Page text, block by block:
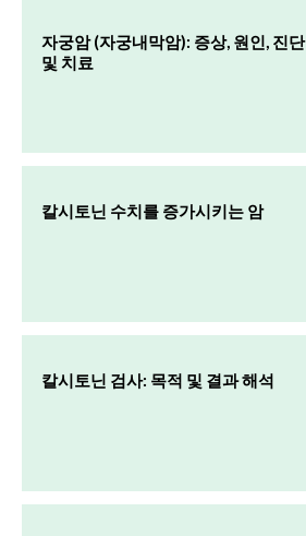
자궁암 (자궁내막암): 증상, 원인, 진단
및 치료
칼시토닌 수치를 증가시키는 암
칼시토닌 검사: 목적 및 결과 해석